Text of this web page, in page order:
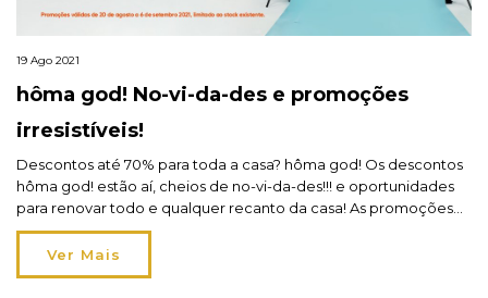
19 Ago 2021
hôma god! No-vi-da-des e promoções
irresistíveis!
Descontos até 70% para toda a casa? hôma god! Os descontos
hôma god! estão aí, cheios de no-vi-da-des!!! e oportunidades
para renovar todo e qualquer recanto da casa! As promoções
são irresistíveis com descontos até 70% sobre uma seleção de
artigos, que nos leva a querer redecorar, reformular, reinventar
e simplificar diversos espaços, dos quais […]
Ver Mais